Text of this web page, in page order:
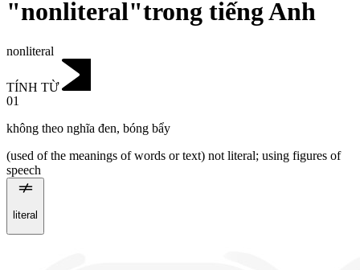
"nonliteral"trong tiếng Anh
nonliteral
TÍNH TỪ
01
không theo nghĩa đen, bóng bẩy
(used of the meanings of words or text) not literal; using figures of
speech
literal